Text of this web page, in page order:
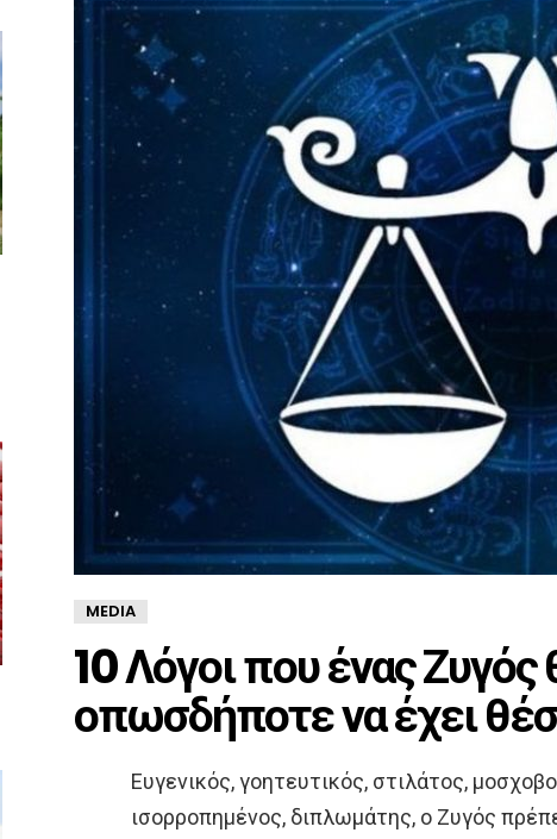
MEDIA
10 Λόγοι που ένας
οπωσδήποτε να έχει
Ευγενικός, γοητευτικός, στιλάτος,
ισορροπημένος, διπλωμάτης, ο Ζυγός